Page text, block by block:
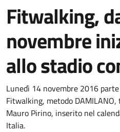
Fitwalking,
novembre
allo stadio
Dettagli della
Lunedì 14 novembre 2016
Fitwalking, metodo
Mauro Pirino, inserito nel
Italia.